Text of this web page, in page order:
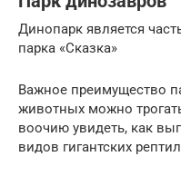
Динопарк является
парка «Сказка»
Важное преимущество
животных можно
воочию увидеть, как
видов гигантских